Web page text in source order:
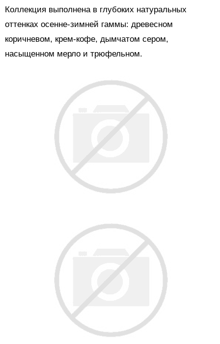
Коллекция выполнена в глубоких натуральных
оттенках осенне-зимней гаммы: древесном
коричневом, крем-кофе, дымчатом сером,
насыщенном мерло и трюфельном.